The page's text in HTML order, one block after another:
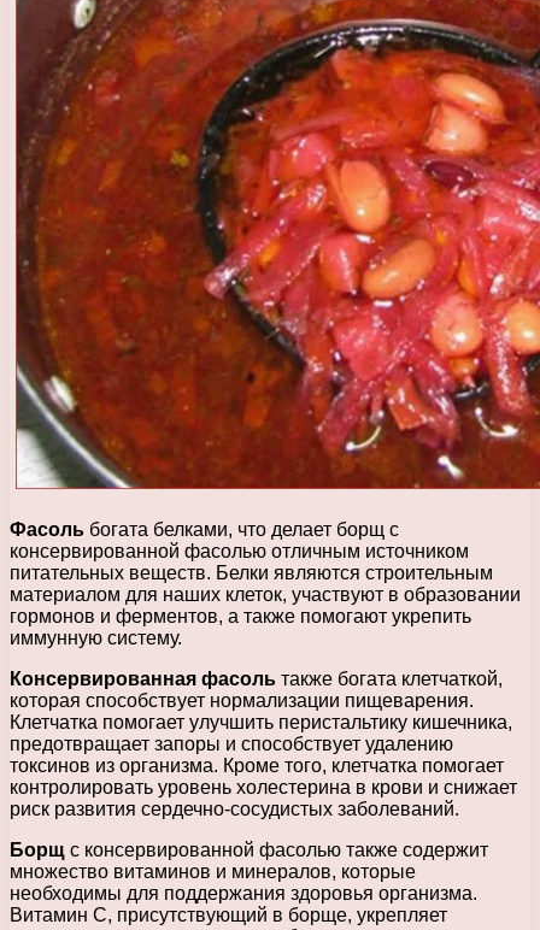
Фасоль богата белками, что делает борщ с
консервированной фасолью отличным источником
питательных веществ. Белки являются строительным
материалом для наших клеток, участвуют в образовании
гормонов и ферментов, а также помогают укрепить
иммунную систему.
Консервированная фасоль также богата клетчаткой,
которая способствует нормализации пищеварения.
Клетчатка помогает улучшить перистальтику кишечника,
предотвращает запоры и способствует удалению
токсинов из организма. Кроме того, клетчатка помогает
контролировать уровень холестерина в крови и снижает
риск развития сердечно-сосудистых заболеваний.
Борщ с консервированной фасолью также содержит
множество витаминов и минералов, которые
необходимы для поддержания здоровья организма.
Витамин С, присутствующий в борще, укрепляет